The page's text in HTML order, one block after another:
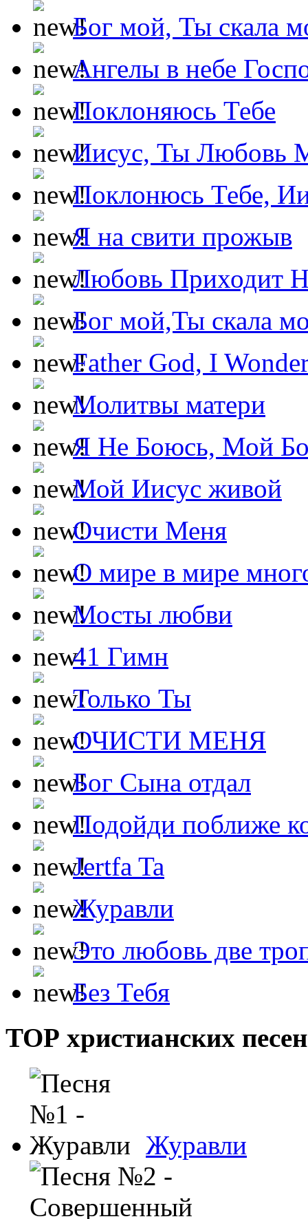
Бог мой, Ты скала
Ангелы в небе
Поклоняюсь Тебе
Иисус, Ты Любовь
Поклонюсь Тебе,
Я на свити прожыв
Любовь Приходит
Бог мой,Ты скала
Father God, I
Молитвы матери
Я Не Боюсь, Мой
Мой Иисус живой
Очисти Меня
О мире в мире
Мосты любви
41 Гимн
Только Ты
ОЧИСТИ МЕНЯ
Бог Сына отдал
Подойди поближе
Jertfa Ta
Журавли
Это любовь две
Без Тебя
ТОР христианских песен
Журавли